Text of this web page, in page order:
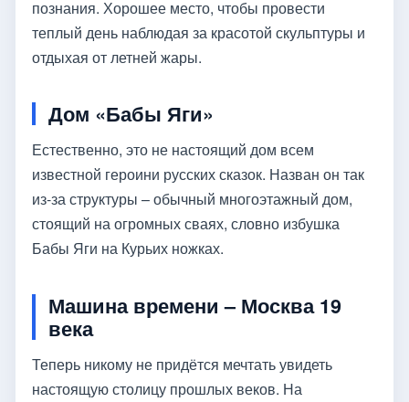
познания. Хорошее место, чтобы провести
теплый день наблюдая за красотой скульптуры и
отдыхая от летней жары.
Дом «Бабы Яги»
Естественно, это не настоящий дом всем
известной героини русских сказок. Назван он так
из-за структуры – обычный многоэтажный дом,
стоящий на огромных сваях, словно избушка
Бабы Яги на Курьих ножках.
Машина времени – Москва 19
века
Теперь никому не придётся мечтать увидеть
настоящую столицу прошлых веков. На